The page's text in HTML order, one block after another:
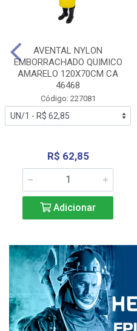
AVENTAL NYLON
EMBORRACHADO QUIMICO
AMARELO 120X70CM CA
46468
Código: 227081
R$ 62,85
Adicionar